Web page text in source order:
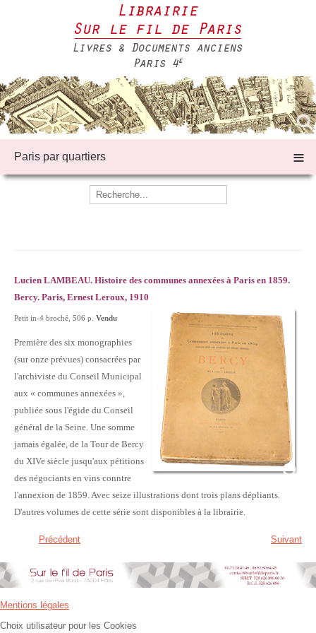
Paris par quartiers ≡
Lucien LAMBEAU. Histoire des communes annexées à Paris en 1859.
Bercy. Paris, Ernest Leroux, 1910
Petit in-4 broché, 506 p. Vendu
Première des six monographies
(sur onze prévues) consacrées par
l'archiviste du Conseil Municipal
aux « communes annexées »,
publiée sous l'égide du Conseil
général de la Seine. Une somme
jamais égalée, de la Tour de Bercy
du XIVe siècle jusqu'aux pétitions
des négociants en vins conntre
l'annexion de 1859. Avec seize illustrations dont trois plans dépliants.
D'autres volumes de cette série sont disponibles à la librairie.
Précédent Suivant
Mentions légales
Choix utilisateur pour les Cookies